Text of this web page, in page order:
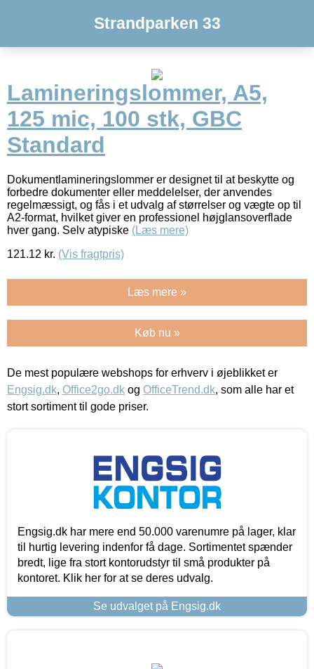
Strandparken 33
Lamineringslommer, A5,
125 mic, 100 stk, GBC
Standard
Dokumentlamineringslommer er designet til at beskytte og
forbedre dokumenter eller meddelelser, der anvendes
regelmæssigt, og fås i et udvalg af størrelser og vægte op til
A2-format, hvilket giver en professionel højglansoverflade
hver gang. Selv atypiske (Læs mere)
121.12 kr. (Vis fragtpris)
Læs mere »
Køb nu »
De mest populære webshops for erhverv i øjeblikket er
Engsig.dk, Office2go.dk og OfficeTrend.dk, som alle har et
stort sortiment til gode priser.
Engsig.dk har mere end 50.000 varenumre på lager, klar
til hurtig levering indenfor få dage. Sortimentet spænder
bredt, lige fra stort kontorudstyr til små produkter på
kontoret. Klik her for at se deres udvalg.
Se udvalget på Engsig.dk